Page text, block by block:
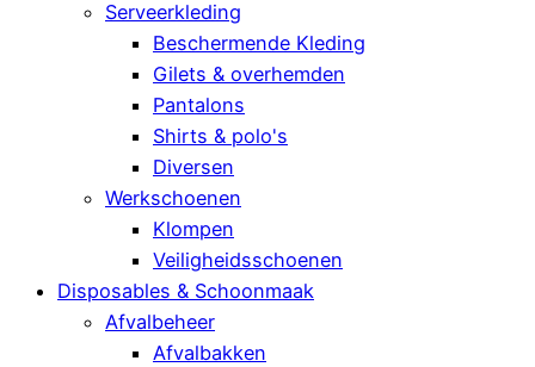
Serveerkleding
Beschermende Kleding
Gilets & overhemden
Pantalons
Shirts & polo's
Diversen
Werkschoenen
Klompen
Veiligheidsschoenen
Disposables & Schoonmaak
Afvalbeheer
Afvalbakken